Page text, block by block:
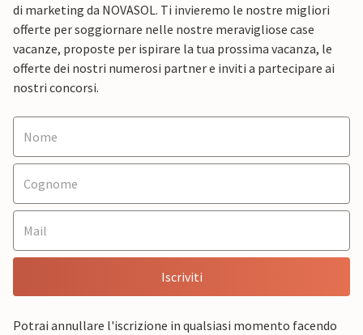
di marketing da NOVASOL. Ti invieremo le nostre migliori
offerte per soggiornare nelle nostre meravigliose case
vacanze, proposte per ispirare la tua prossima vacanza, le
offerte dei nostri numerosi partner e inviti a partecipare ai
nostri concorsi.
Iscriviti
Potrai annullare l'iscrizione in qualsiasi momento facendo